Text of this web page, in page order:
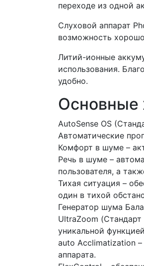
переходе из одной
Слуховой аппарат
возможность
Литий-ионные
использования.
удобно.
Основные
AutoSense OS
Автоматические
Комфорт в шуме –
Речь в шуме –
пользователя, а
Тихая ситуация –
один в тихой
Генератор шума
UltraZoom
уникальной
auto Acclimatization –
аппарата.